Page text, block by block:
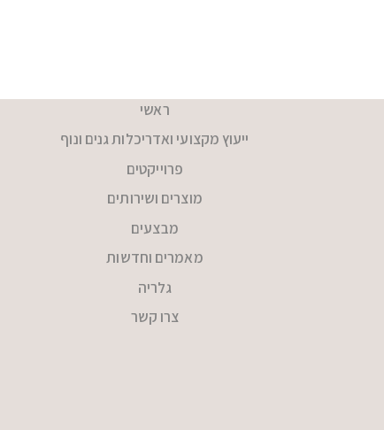
ראשי
ייעוץ מקצועי ואדריכלות גנים ונוף
פרוייקטים
מוצרים ושירותים
מבצעים
מאמרים וחדשות
גלריה
צרו קשר